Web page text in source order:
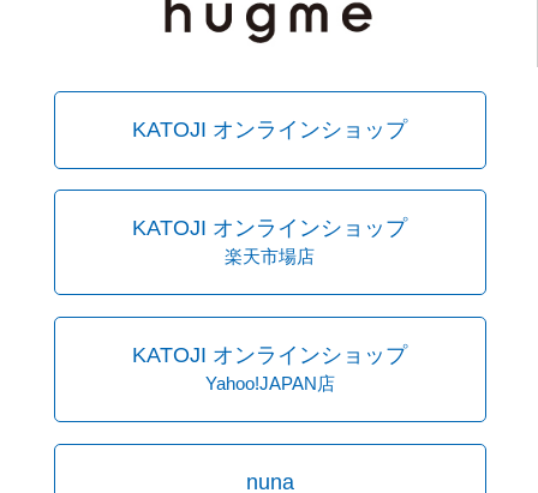
KATOJI オンラインショップ
KATOJI オンラインショップ
楽天市場店
KATOJI オンラインショップ
Yahoo!JAPAN店
nuna